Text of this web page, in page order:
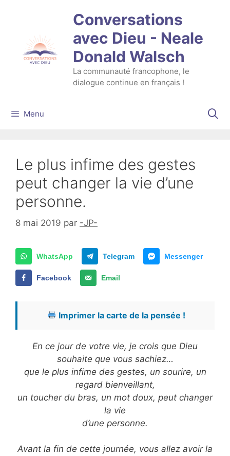
Conversations
avec Dieu - Neale
Donald Walsch
La communauté francophone, le
dialogue continue en français !
Menu
Le plus infime des gestes
peut changer la vie d’une
personne.
8 mai 2019 par -JP-
WhatsApp Telegram Messenger
Facebook Email
Imprimer la carte de la pensée !
En ce jour de votre vie, je crois que Dieu
souhaite que vous sachiez…
que le plus infime des gestes, un sourire, un
regard bienveillant,
un toucher du bras, un mot doux, peut changer
la vie
d’une personne.
Avant la fin de cette journée, vous allez avoir la